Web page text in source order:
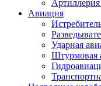
Авиация
Ударная
Штурмовая